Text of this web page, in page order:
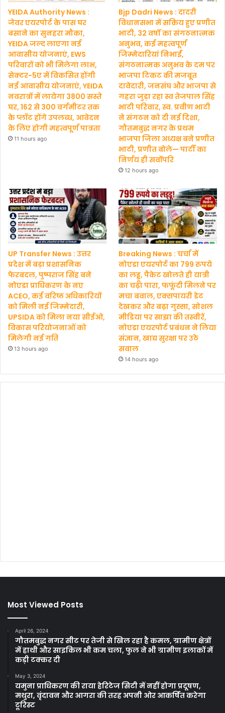
YEIDA Authority News :
जेवर एयरपोर्ट के पास घर
बसाने का सुनहरा मौका,
YEIDA जल्द लाएगा नई
आवासीय योजनाएं, EWS
परिवारों को भी मिलेगा लाभ,
सेक्टर-5ए में विकसित होंगी
नई आवासीय योजनाएं, YEIDA
नवरात्रों में लायेगा 3800 सस्ते
घर, 162 से 300 वर्गमीटर तक
के प्लॉट होंगे उपलब्ध, आवेदन
के लिए होगी महत्वपूर्ण पात्रता
11 hours ago
Bjp Dadri News : दादरी
विधानसभा में सक्रिय हुए प्रणीत
भाटी, 32 वर्षों का संगठनात्मक
अनुभव, कई महत्वपूर्ण
जिम्मेदारियां निभाईं,
संगठनात्मक अनुभव के दम पर
भाजपा टिकट की मजबूत
दावेदारी, जनसंघ और भाजपा से
गहरा जुड़ा रहा स्व तेजपाल सिंह
भाटी परिवार, स्व. प्रवीण भाटी
ने संगठन को दी नई दिशा,
गौतमबुद्ध नगर के प्रथम
भाजपा जिला अध्यक्ष बने प्रणीत
भाटी, प्रणीत बोले— पार्टी का
निर्णय ही सर्वोपरि
12 hours ago
UP Transfer News : उत्तर
प्रदेश में बड़ा प्रशासनिक
फेरबदल, पुष्पराज सिंह बने
नोएडा प्राधिकरण के नए
ACEO, कई वरिष्ठ अधिकारियों
को मिली नई जिम्मेदारी,
UPSIDA को मिला नया सीईओ,
विकास परियोजनाओं को
मिलेगी नई गति
13 hours ago
Breaking News : चर्चा में
नोएडा एयरपोर्ट का 799 रुपये
का लड्डू, पैकेट खोलते ही यात्री
का चढ़ा पारा, फफूंदी मिलने पर
मचा बवाल, एक्सपायरी डेट
देखकर और बढ़ा गुस्सा, सोशल
मीडिया पर साझा की तस्वीरें,
नोएडा एयरपोर्ट प्रबंधन ने लिया
संज्ञान, खाद्य सुरक्षा पर उठे
सवाल
14 hours ago
Most Viewed Posts
April 26, 2024
गौतमबुद्ध नगर सीट पर तेजी से खिल रहा है कमल, ग्रामीण क्षेत्रों
में हाथी और साइकिल भी कम चला, फुल ने भी ग्रामीण इलाकों में
कड़ी टक्कर दी
May 3, 2024
यमुना प्राधिकरण की राया हेरिटेज सिटी में नहीं होगा प्रदूषण,
मथुरा, वृंदावन और आगरा की तरह अपनी ओर आकर्षित करेगा
टूरिस्ट